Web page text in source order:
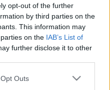
opt-out of the further
by third parties on the
This information may
on the IAB’s List of
further disclose it to other
uses one or more Google
Outs